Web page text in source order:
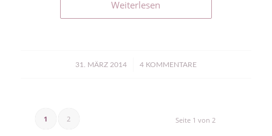
Weiterlesen
31. MÄRZ 2014
/ 4 KOMMENTARE
Seite 1 von 2
1 2